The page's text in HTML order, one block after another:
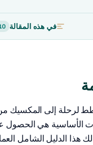
في هذه المقالة
لرحلة إلى المكسيك
الأساسية هي الحصول
هذا الدليل الشامل